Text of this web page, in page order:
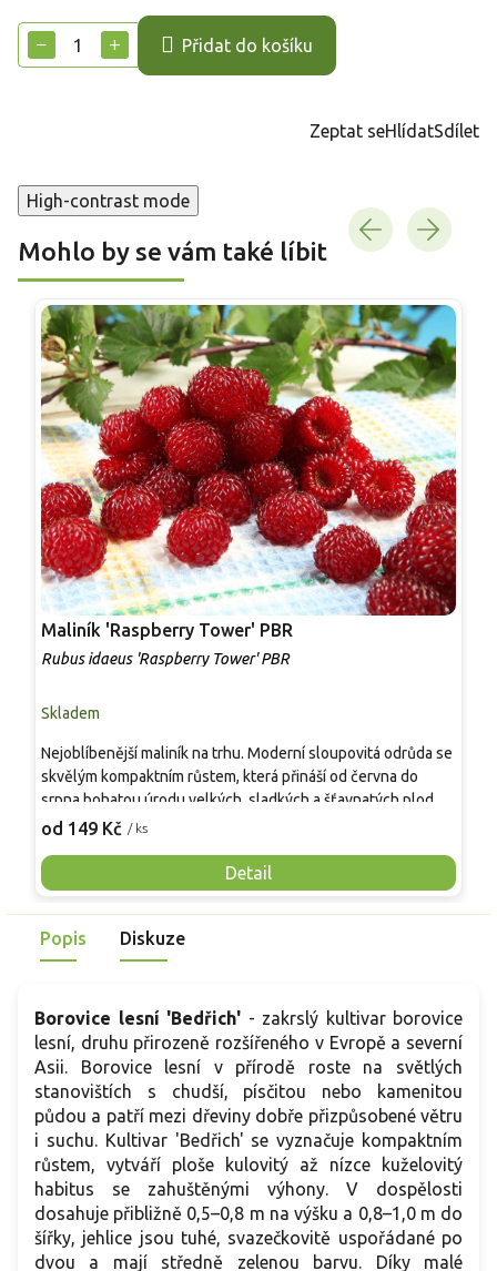
cena:
+
− Přidat do košíku
Zeptat seHlídatSdílet
High-contrast mode
Mohlo by se vám také líbit
Maliník 'Raspberry Tower' PBR
Rubus idaeus 'Raspberry Tower' PBR
Skladem
od 149 Kč / ks
Detail
Nejoblíbenější maliník na trhu. Moderní sloupovitá odrůda se
skvělým kompaktním růstem, která přináší od června do
srpna bohatou úrodu velkých, sladkých a šťavnatých plodů.
Pevné vzpřímené výhony tvoří elegantní habitus bez
Mrazuvzdornost do −25 °C a spolehlivá vitalita z něj dělají
skvělou volbu pro každého pěstitele.
Popis Diskuze
Borovice lesní 'Bedřich' - zakrslý kultivar borovice
lesní, druhu přirozeně rozšířeného v Evropě a severní
Asii. Borovice lesní v přírodě roste na světlých
stanovištích s chudší, písčitou nebo kamenitou
půdou a patří mezi dřeviny dobře přizpůsobené větru
i suchu. Kultivar 'Bedřich' se vyznačuje kompaktním
růstem, vytváří ploše kulovitý až nízce kuželovitý
habitus se zahuštěnými výhony. V dospělosti
dosahuje přibližně 0,5–0,8 m na výšku a 0,8–1,0 m do
šířky, jehlice jsou tuhé, svazečkovitě uspořádané po
dvou a mají středně zelenou barvu. Díky malé